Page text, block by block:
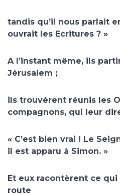
tandis qu’il nous parlait
ouvrait les Ecritures ? »
A l’instant même, ils
Jérusalem ;
ils trouvèrent réunis les
compagnons, qui leur
« C’est bien vrai ! Le
il est apparu à Simon. »
Et eux racontèrent ce qui
route